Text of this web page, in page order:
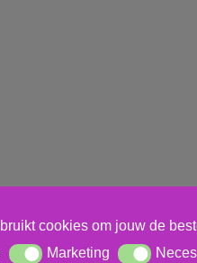
cookies om jouw de
MarketingMarketing Necessary